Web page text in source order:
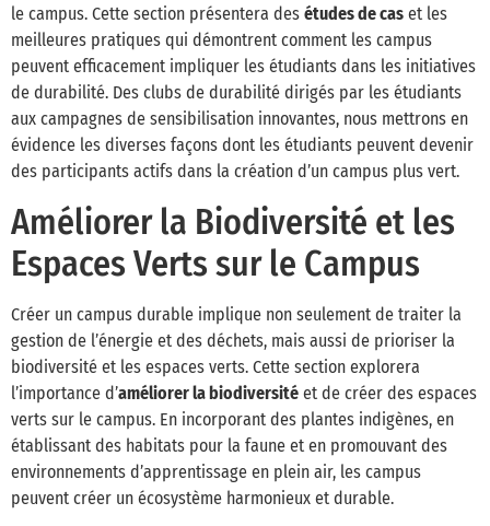
le campus. Cette section présentera des études de cas et les
meilleures pratiques qui démontrent comment les campus
peuvent efficacement impliquer les étudiants dans les initiatives
de durabilité. Des clubs de durabilité dirigés par les étudiants
aux campagnes de sensibilisation innovantes, nous mettrons en
évidence les diverses façons dont les étudiants peuvent devenir
des participants actifs dans la création d’un campus plus vert.
Améliorer la Biodiversité et les
Espaces Verts sur le Campus
Créer un campus durable implique non seulement de traiter la
gestion de l’énergie et des déchets, mais aussi de prioriser la
biodiversité et les espaces verts. Cette section explorera
l’importance d’améliorer la biodiversité et de créer des espaces
verts sur le campus. En incorporant des plantes indigènes, en
établissant des habitats pour la faune et en promouvant des
environnements d’apprentissage en plein air, les campus
peuvent créer un écosystème harmonieux et durable.